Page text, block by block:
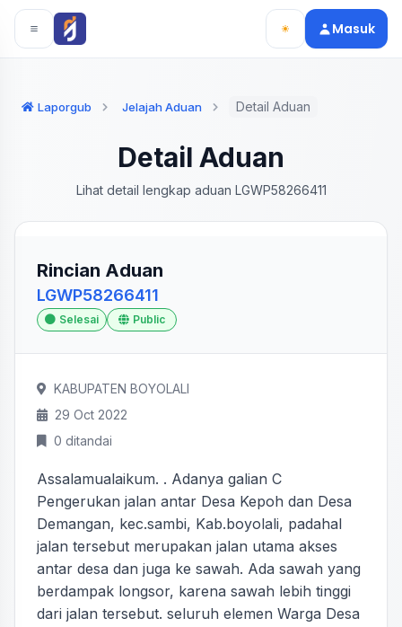
Langsung ke konten utama
Langsung ke navigasi
Masuk
Laporgub Jelajah Aduan Detail Aduan
Detail Aduan
Lihat detail lengkap aduan LGWP58266411
Rincian Aduan
LGWP58266411
Selesai Public
KABUPATEN BOYOLALI
29 Oct 2022
0 ditandai
Assalamualaikum. . Adanya galian C
Pengerukan jalan antar Desa Kepoh dan Desa
Demangan, kec.sambi, Kab.boyolali, padahal
jalan tersebut merupakan jalan utama akses
antar desa dan juga ke sawah. Ada sawah yang
berdampak longsor, karena sawah lebih tinggi
dari jalan tersebut. seluruh elemen Warga Desa